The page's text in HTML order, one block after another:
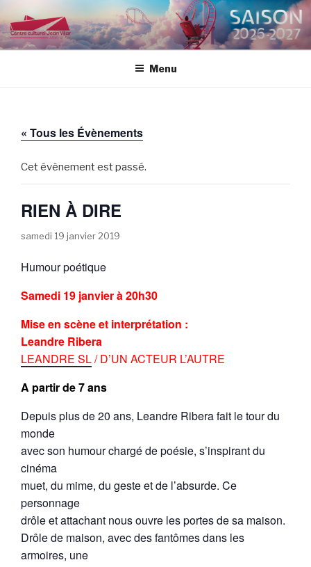
au
contenu
CENTRE CULTUREL JEAN
VILAR
Menu
« Tous les Évènements
Cet évènement est passé.
RIEN À DIRE
samedi 19 janvier 2019
Humour poétique
Samedi 19 janvier à 20h30
Mise en scène et interprétation :
Leandre Ribera
LEANDRE SL/ D’UN ACTEUR L’AUTRE
A partir de 7 ans
Depuis plus de 20 ans, Leandre Ribera fait le tour du
monde
avec son humour chargé de poésie, s’inspirant du
cinéma
muet, du mime, du geste et de l’absurde. Ce
personnage
drôle et attachant nous ouvre les portes de sa maison.
Drôle de maison, avec des fantômes dans les
armoires, une